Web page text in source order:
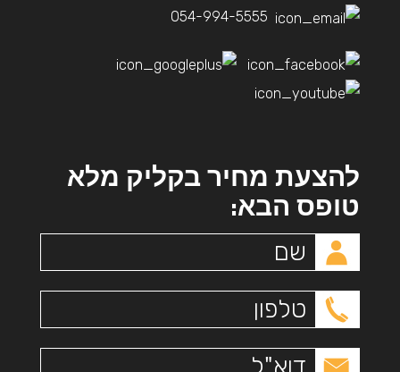
054-994-5555
להצעת מחיר בקליק מלא
טופס הבא: